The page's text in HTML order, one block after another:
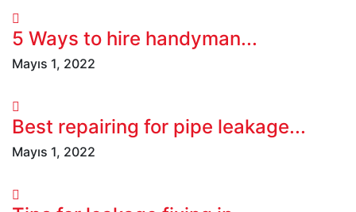
5 Ways to hire handyman...
Mayıs 1, 2022
Best repairing for pipe leakage...
Mayıs 1, 2022